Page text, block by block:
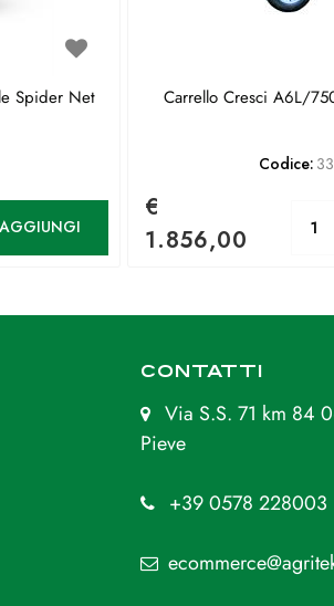
Spider Net Carrello Cresci A6L/
Codice:
€
1.856,00
CONTATTI
Via S.S. 71 km 84
Pieve
+39 0578 228003